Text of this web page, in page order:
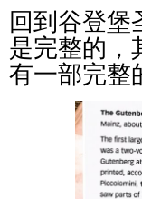
回到谷登堡
是完整的，
有一部完整